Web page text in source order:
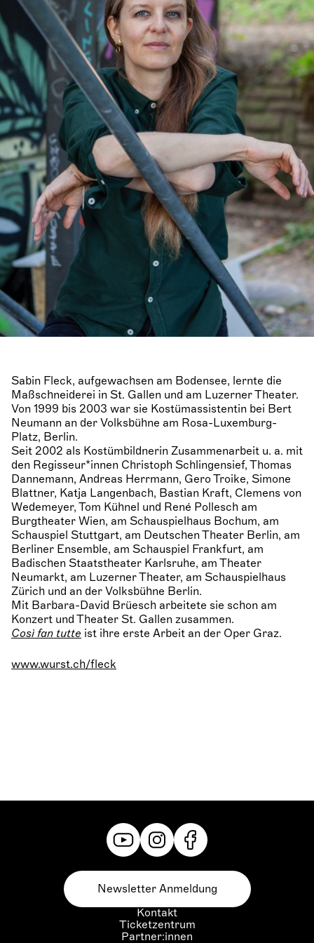
Sabin Fleck, aufgewachsen am Bodensee, lernte die
Maßschneiderei in St. Gallen und am Luzerner Theater.
Von 1999 bis 2003 war sie Kostümassistentin bei Bert
Neumann an der Volksbühne am Rosa-Luxemburg-
Platz, Berlin.
Seit 2002 als Kostümbildnerin Zusammenarbeit u. a. mit
den Regisseur*innen Christoph Schlingensief, Thomas
Dannemann, Andreas Herrmann, Gero Troike, Simone
Blattner, Katja Langenbach, Bastian Kraft, Clemens von
Wedemeyer, Tom Kühnel und René Pollesch am
Burgtheater Wien, am Schauspielhaus Bochum, am
Schauspiel Stuttgart, am Deutschen Theater Berlin, am
Berliner Ensemble, am Schauspiel Frankfurt, am
Badischen Staatstheater Karlsruhe, am Theater
Neumarkt, am Luzerner Theater, am Schauspielhaus
Zürich und an der Volksbühne Berlin.
Mit Barbara-David Brüesch arbeitete sie schon am
Konzert und Theater St. Gallen zusammen.
Così fan tutte ist ihre erste Arbeit an der Oper Graz.
www.wurst.ch/fleck
Kontakt
Ticketzentrum
Partner:innen
Newsletter Anmeldung